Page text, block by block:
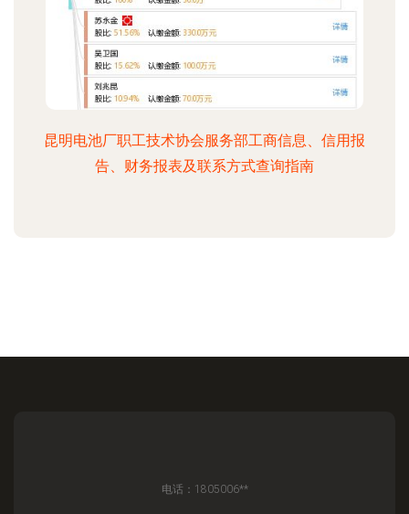
昆明电池厂职工技术协会服务部工商信息、信用报
告、财务报表及联系方式查询指南
电话：1805006**